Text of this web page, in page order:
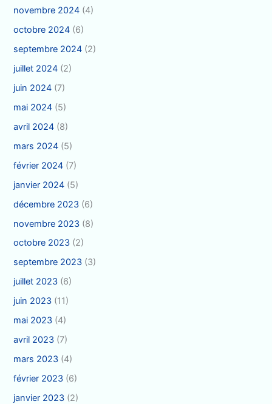
novembre 2024 (4)
octobre 2024 (6)
septembre 2024 (2)
juillet 2024 (2)
juin 2024 (7)
mai 2024 (5)
avril 2024 (8)
mars 2024 (5)
février 2024 (7)
janvier 2024 (5)
décembre 2023 (6)
novembre 2023 (8)
octobre 2023 (2)
septembre 2023 (3)
juillet 2023 (6)
juin 2023 (11)
mai 2023 (4)
avril 2023 (7)
mars 2023 (4)
février 2023 (6)
janvier 2023 (2)